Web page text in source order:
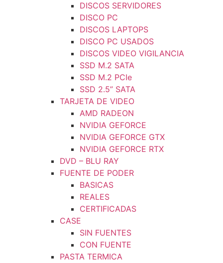
DISCOS SERVIDORES
DISCO PC
DISCOS LAPTOPS
DISCO PC USADOS
DISCOS VIDEO VIGILANCIA
SSD M.2 SATA
SSD M.2 PCIe
SSD 2.5” SATA
TARJETA DE VIDEO
AMD RADEON
NVIDIA GEFORCE
NVIDIA GEFORCE GTX
NVIDIA GEFORCE RTX
DVD – BLU RAY
FUENTE DE PODER
BASICAS
REALES
CERTIFICADAS
CASE
SIN FUENTES
CON FUENTE
PASTA TERMICA